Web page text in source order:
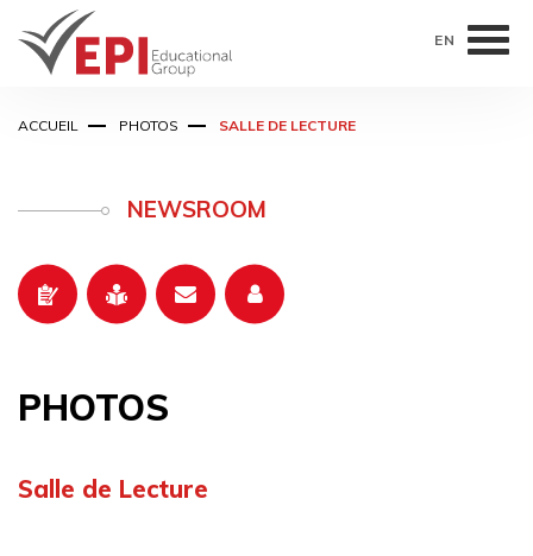
au
EN
NEWSROOM
ACCUEIL PHOTOS SALLE DE LECTURE
PHOTOS
Salle de Lecture